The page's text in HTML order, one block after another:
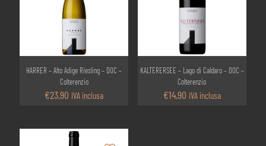
HARRER – Alto Adige Riesling – DOC –
Colterenzio
€23,90 IVA inclusa
KALTERERSEE – Lago di Caldaro – DOC –
Colterenzio
€14,90 IVA inclusa